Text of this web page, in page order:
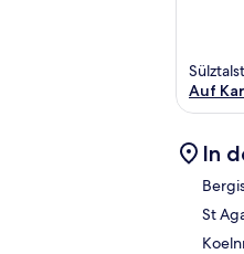
Auf
In
St